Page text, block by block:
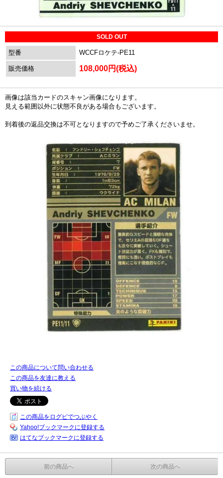
SOLD OUT
型番 WCCFロケテ-PE11
販売価格 108,000円(税込)
画像は該当カードのスキャン画像になります。
見える範囲以外に状態不良がある場合もございます。
到着後の返品交換は不可となりますので予めご了承くださいませ。
この商品について問い合わせる
この商品を友達に教える
買い物を続ける
この商品をログピでつぶやく
Yahoo!ブックマークに登録する
はてなブックマークに登録する
前の商品へ 次の商品へ